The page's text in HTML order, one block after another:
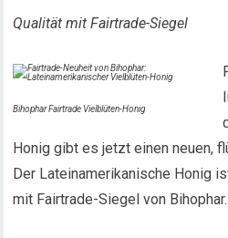
Qualität mit Fairtrade-Siegel
Bihophar Fairtrade Vielblüten-Honig
Honig gibt es jetzt einen neuen,
Der Lateinamerikanische Honig
mit Fairtrade-Siegel von Bihophar.